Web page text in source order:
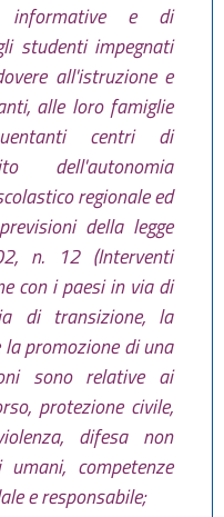
informative e di
studenti impegnati
all'istruzione e
alle loro famiglie
centri di
dell'autonomia
regionale ed
della legge
n. 12 (Interventi
con i paesi in via di
di transizione, la
promozione di una
sono relative ai
protezione civile,
difesa non
competenze
e responsabile;